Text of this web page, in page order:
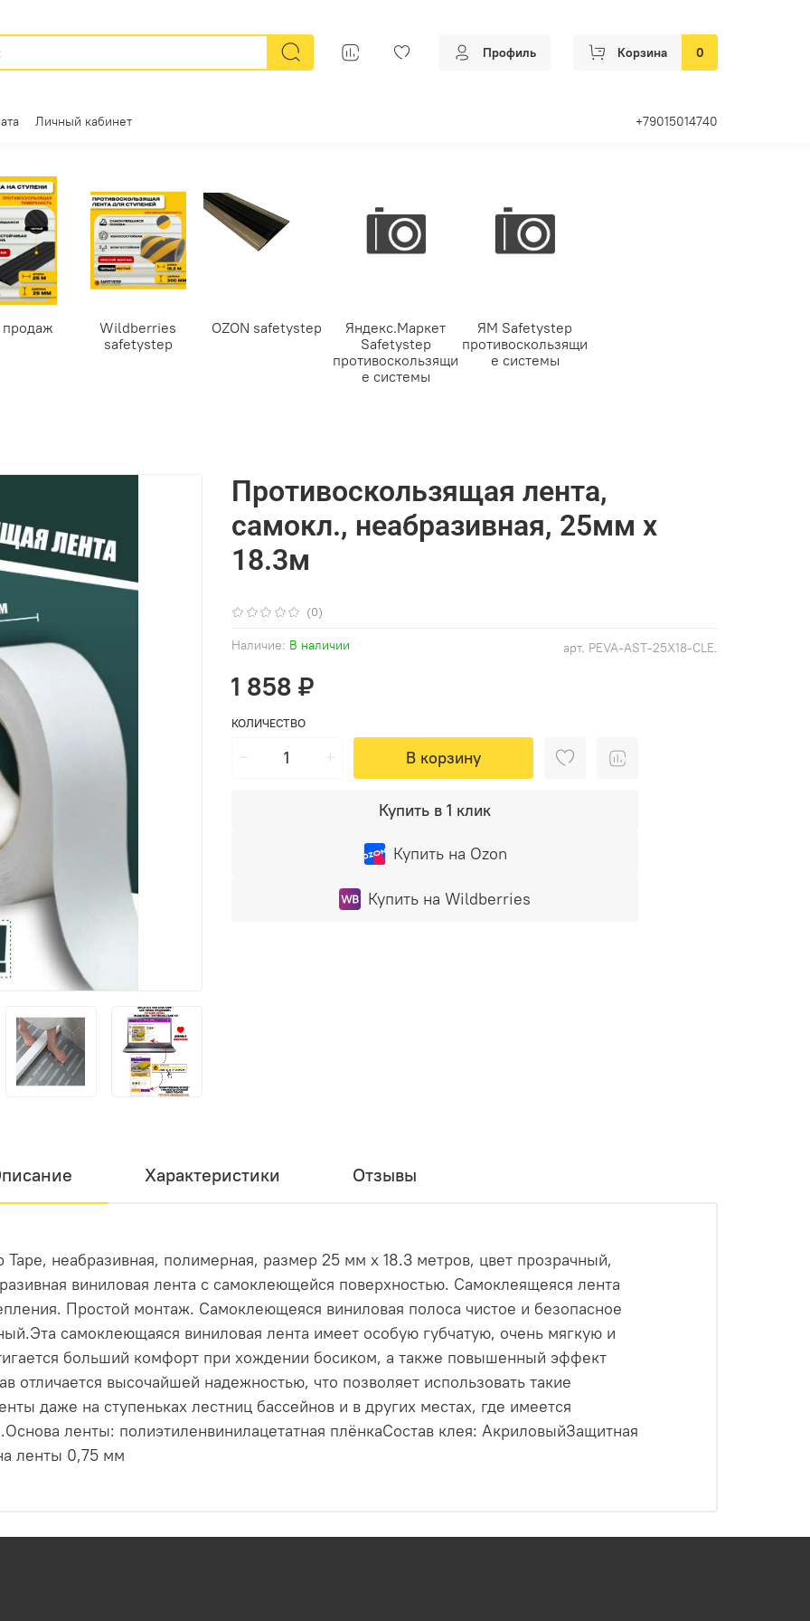
Профиль Корзина 0
Личный кабинет +79015014740
Wildberries
safetystep
OZON safetystep
Яндекс.Маркет
Safetystep
противоскользящи
е системы
ЯМ Safetystep
противоскользящи
е системы
(0)
арт. PEVA-AST-25X18-CLE.
Наличие: В наличии
Противоскользящая лента,
самокл., неабразивная, 25мм х
18.3м
1 858 ₽
КОЛИЧЕСТВО
В корзину
Купить в 1 клик
Купить на Ozon
Купить на Wildberries
Характеристики Отзывы
неабразивная, полимерная, размер 25 мм х 18.3 метров, цвет прозрачный,
виниловая лента с самоклеющейся поверхностью. Самоклеящеяся лента
Простой монтаж. Самоклеющеяся виниловая полоса чистое и безопасное
самоклеющаяся виниловая лента имеет особую губчатую, очень мягкую и
больший комфорт при хождении босиком, а также повышенный эффект
отличается высочайшей надежностью, что позволяет использовать такие
даже на ступеньках лестниц бассейнов и в других местах, где имеется
ленты: полиэтиленвинилацетатная плёнкаСостав клея: АкриловыйЗащитная
ленты 0,75 мм